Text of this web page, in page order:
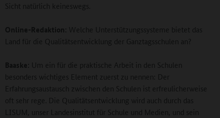
Sicht natürlich keineswegs.
Online-Redaktion: Welche Unterstützungssysteme bietet das
Land für die Qualitätsentwicklung der Ganztagsschulen an?
Baaske: Um ein für die praktische Arbeit in den Schulen
besonders wichtiges Element zuerst zu nennen: Der
Erfahrungsaustausch zwischen den Schulen ist erfreulicherweise
oft sehr rege. Die Qualitätsentwicklung wird auch durch das
LISUM, unser Landesinstitut für Schule und Medien, und sein